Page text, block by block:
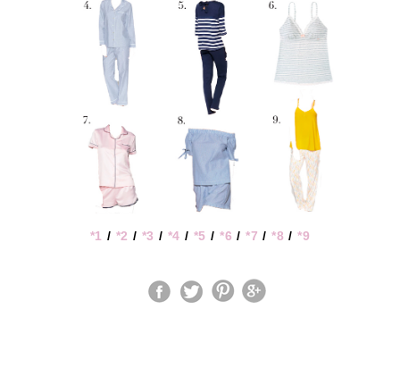
*1 / *2 / *3 / *4 / *5 / *6 / *7 / *8 / *9